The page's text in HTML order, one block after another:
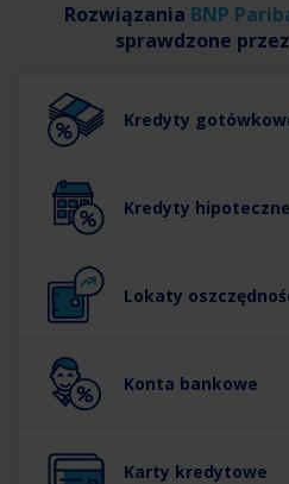
Rozwiązania BNP
sprawdzone
Kredyty
Kredyty hipoteczne
Lokaty
Konta bankowe
Karty kredytowe